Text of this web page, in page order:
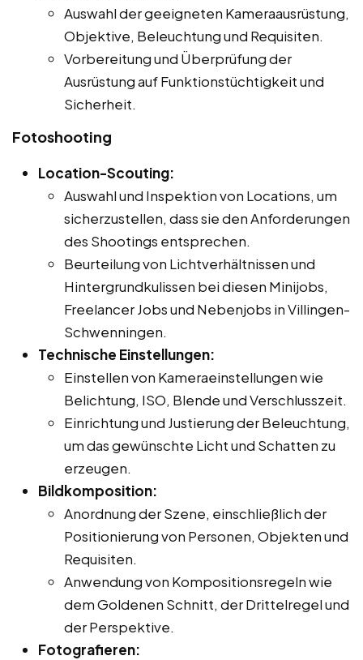
Auswahl der geeigneten Kameraausrüstung,
Objektive, Beleuchtung und Requisiten.
Vorbereitung und Überprüfung der
Ausrüstung auf Funktionstüchtigkeit und
Sicherheit.
Fotoshooting
Location-Scouting:
Auswahl und Inspektion von Locations, um
sicherzustellen, dass sie den Anforderungen
des Shootings entsprechen.
Beurteilung von Lichtverhältnissen und
Hintergrundkulissen bei diesen Minijobs,
Freelancer Jobs und Nebenjobs in Villingen-
Schwenningen.
Technische Einstellungen:
Einstellen von Kameraeinstellungen wie
Belichtung, ISO, Blende und Verschlusszeit.
Einrichtung und Justierung der Beleuchtung,
um das gewünschte Licht und Schatten zu
erzeugen.
Bildkomposition:
Anordnung der Szene, einschließlich der
Positionierung von Personen, Objekten und
Requisiten.
Anwendung von Kompositionsregeln wie
dem Goldenen Schnitt, der Drittelregel und
der Perspektive.
Fotografieren: